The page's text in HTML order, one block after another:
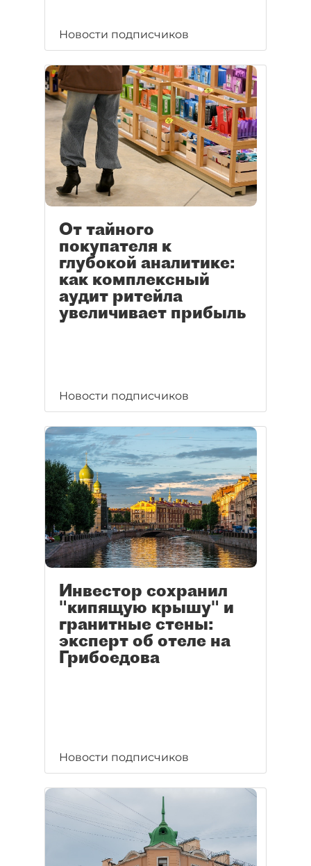
Новости подписчиков
От тайного
покупателя к
глубокой аналитике:
как комплексный
аудит ритейла
увеличивает прибыль
Новости подписчиков
Инвестор сохранил
"кипящую крышу" и
гранитные стены:
эксперт об отеле на
Грибоедова
Новости подписчиков